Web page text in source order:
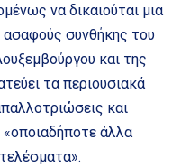
να δικαιούται μια
συνθήκης του
και της
τα περιουσιακά
και
«οποιαδήποτε άλλα